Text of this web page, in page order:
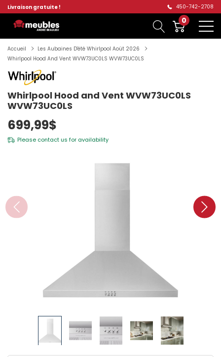
Livraison gratuite ! 450-742-2708
0
Accueil
Les Aubaines D'été Whirlpool Aoüt 2026
Whirlpool Hood And Vent WVW73UC0LS WVW73UC0LS
Whirlpool Hood and Vent WVW73UC0LS
WVW73UC0LS
699,99$
Please contact us for availability